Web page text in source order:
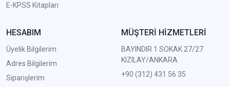
E-KPSS Kitapları
HESABIM
Üyelik Bilgilerim
Adres Bilgilerim
Siparişlerim
MÜŞTERİ HİZMETLERİ
BAYINDIR 1 SOKAK 27/27
KIZILAY/ANKARA
+90 (312) 431 56 35